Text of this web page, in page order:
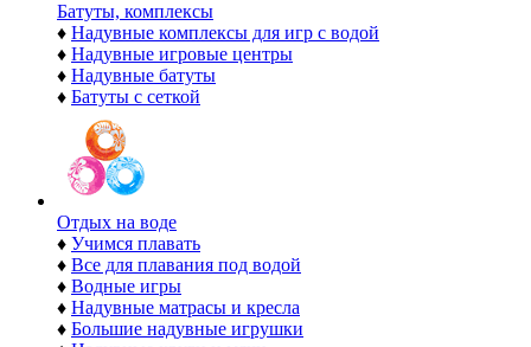
Батуты, комплексы
♦ Надувные комплексы для игр с водой
♦ Надувные игровые центры
♦ Надувные батуты
♦ Батуты с сеткой
Отдых на воде
♦ Учимся плавать
♦ Все для плавания под водой
♦ Водные игры
♦ Надувные матрасы и кресла
♦ Большие надувные игрушки